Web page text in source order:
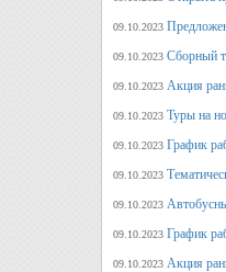
09.10.2023
09.10.2023 Сборный
09.10.2023 Акция
09.10.2023 Туры на
09.10.2023 График
09.10.2023
09.10.2023
09.10.2023 График
09.10.2023 Акция